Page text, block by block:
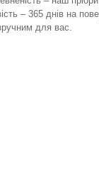
– 365 днів на
для вас.